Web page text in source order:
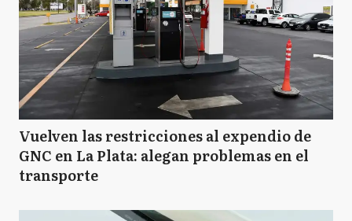
Vuelven las restricciones al expendio de
GNC en La Plata: alegan problemas en el
transporte